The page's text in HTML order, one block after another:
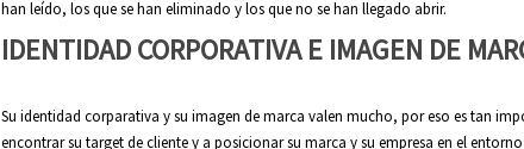
han leído, los que se han eliminado y los que no se han llegado abrir.
IDENTIDAD CORPORATIVA E IMAGEN DE
Su identidad corparativa y su imagen de marca valen mucho, por eso es tan
encontrar su target de cliente y a posicionar su marca y su empresa en el